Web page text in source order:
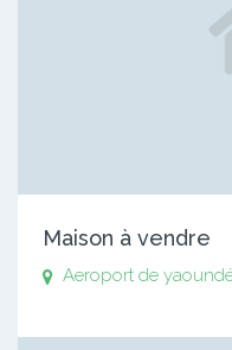
Maison à vendre
Aeroport de